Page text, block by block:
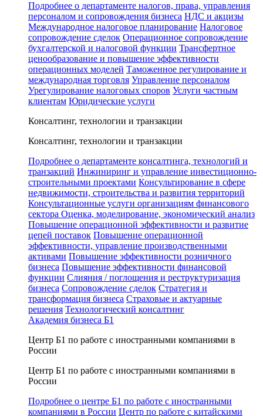
Подробнее о департаменте налогов, права, управления
персоналом и сопровождения бизнеса НДС и акцизы
Международное налоговое планирование Налоговое
сопровождение сделок Операционное сопровождение
бухгалтерской и налоговой функции Трансфертное
ценообразование и повышение эффективности
операционных моделей Таможенное регулирование и
международная торговля Управление персоналом
Урегулирование налоговых споров Услуги частным
клиентам Юридические услуги
Консалтинг, технологии и транзакции
Консалтинг, технологии и транзакции
Подробнее о департаменте консалтинга, технологий и
транзакций Инжиниринг и управление инвестиционно-
строительными проектами Консультирование в сфере
недвижимости, строительства и развития территорий
Консультационные услуги организациям финансового
сектора Оценка, моделирование, экономический анализ
Повышение операционной эффективности и развитие
цепей поставок Повышение операционной
эффективности, управление производственными
активами Повышение эффективности розничного
бизнеса Повышение эффективности финансовой
функции Слияния / поглощения и реструктуризация
бизнеса Сопровождение сделок Стратегия и
трансформация бизнеса Страховые и актуарные
решения Технологический консалтинг
Академия бизнеса Б1
Центр Б1 по работе с иностранными компаниями в
России
Центр Б1 по работе с иностранными компаниями в
России
Подробнее о центре Б1 по работе с иностранными
компаниями в России Центр по работе с китайскими